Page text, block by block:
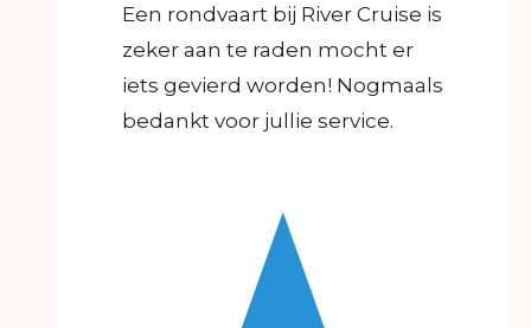
Een rondvaart bij River Cruise is
zeker aan te raden mocht er
iets gevierd worden! Nogmaals
bedankt voor jullie service.